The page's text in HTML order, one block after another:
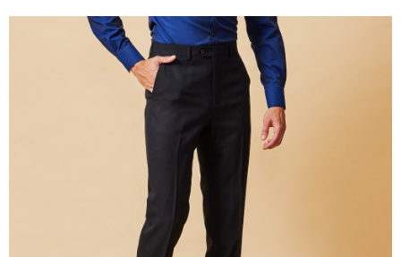
NT$350/pesanan | Penghantaran percuma untuk pesanan
NT$3,500 atau lebih
Kadar Penghantaran